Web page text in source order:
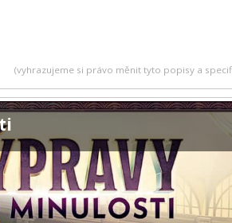
(vyhrazujeme si právo měnit tyto popisy a